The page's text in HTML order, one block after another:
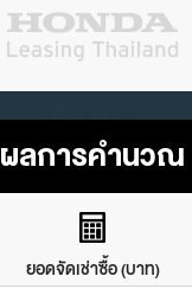
ผลการคำนวณ
ยอดจัดเช่าซื้อ (บาท)